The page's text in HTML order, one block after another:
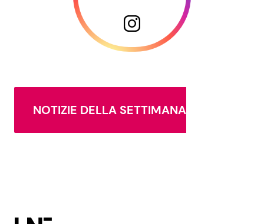
NOTIZIE DELLA SETTIMANA